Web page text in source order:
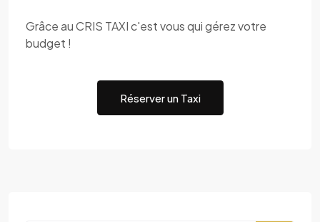
Grâce au CRIS TAXI c'est vous qui gérez votre
budget !
Réserver un Taxi